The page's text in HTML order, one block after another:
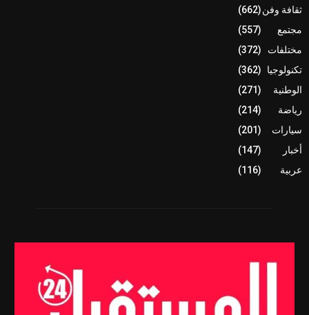
ثقافة وفن(662)
مجتمع
(557)
مختلفات
(372)
تكنولوجيا
(362)
الوطنية
(271)
رياضة
(214)
سيارات
(201)
أخبار
(147)
عربية
(116)